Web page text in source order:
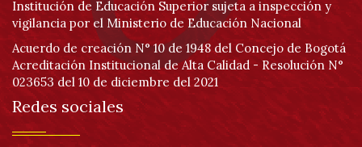
Institución de Educación Superior sujeta a inspección y
vigilancia por el Ministerio de Educación Nacional
Acuerdo de creación N° 10 de 1948 del Concejo de Bogotá
Acreditación Institucional de Alta Calidad - Resolución N°
023653 del 10 de diciembre del 2021
Redes sociales